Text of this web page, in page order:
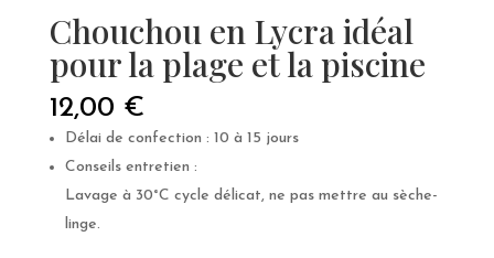
Chouchou en Lycra idéal
pour la plage et la piscine
12,00 €
Délai de confection : 10 à 15 jours
Conseils entretien :
Lavage à 30°C cycle délicat, ne pas mettre au sèche-
linge.